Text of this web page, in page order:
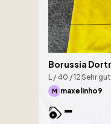
L / 40 / 12Sehr gut
M maxelinho9
-